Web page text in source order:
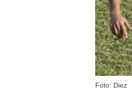
Foto: Diez